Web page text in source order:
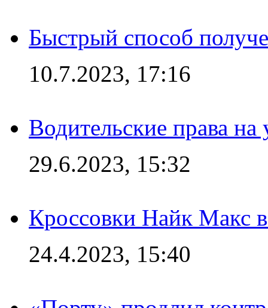
Быстрый способ
10.7.2023, 17:16
Водительские права
29.6.2023, 15:32
Кроссовки Найк Макс
24.4.2023, 15:40